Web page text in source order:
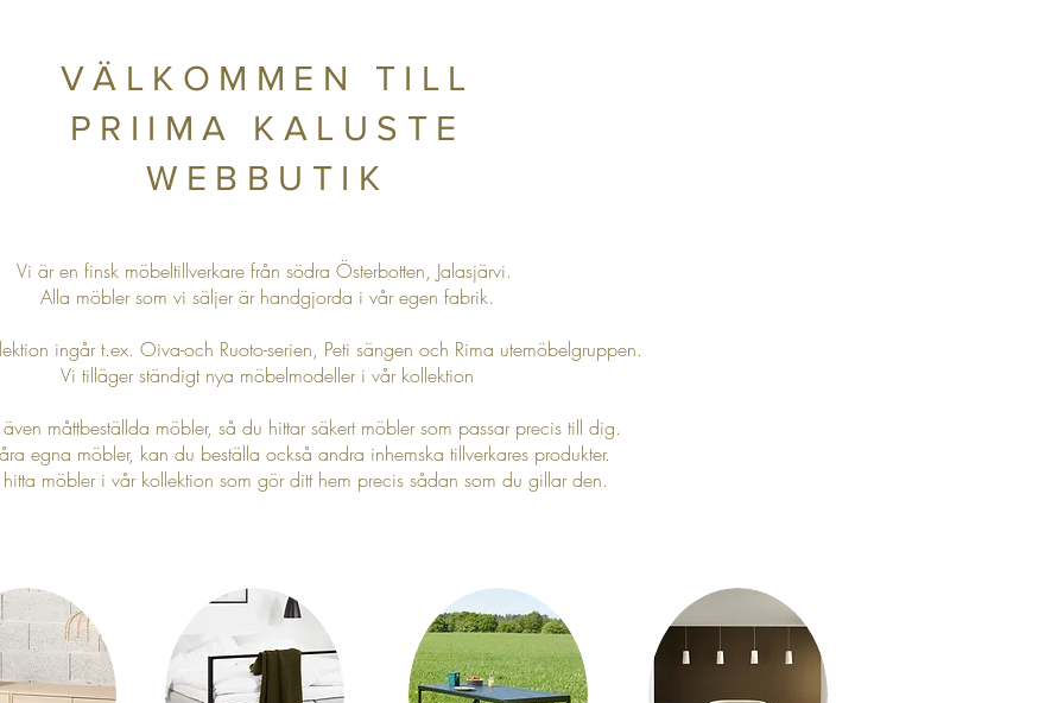
VÄLKOMMEN TILL
PRIIMA KALUSTE
WEBBUTIK
Vi är en finsk möbeltillverkare från södra Österbotten, Jalasjärvi.
Alla möbler som vi säljer är handgjorda i vår egen fabrik.
ingår t.ex. Oiva-och Ruoto-serien, Peti sängen och Rima utemöbelgruppen.
Vi tilläger ständigt nya möbelmodeller i vår kollektion
måttbeställda möbler, så du hittar säkert möbler som passar precis till dig.
egna möbler, kan du beställa också andra inhemska tillverkares produkter.
möbler i vår kollektion som gör ditt hem precis sådan som du gillar den.